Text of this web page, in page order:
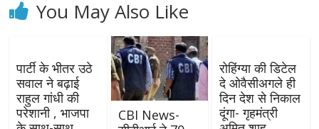
You May Also Like
पार्टी के भीतर उठे
सवाल ने बढ़ाई
राहुल गांधी की
परेशानी , भाजपा
CBI News-
रोहिंग्या की डिटेल
दे ओवैसीअगले ही
दिन देश से निकाल
दूंगा- गृहमंत्री